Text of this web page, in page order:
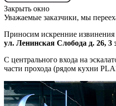
Закрыть окно
Уважаемые заказчики, мы
Приносим искренние
ул. Ленинская Слобода д. 26, 3
С центрального входа на
части прохода (рядом кухни